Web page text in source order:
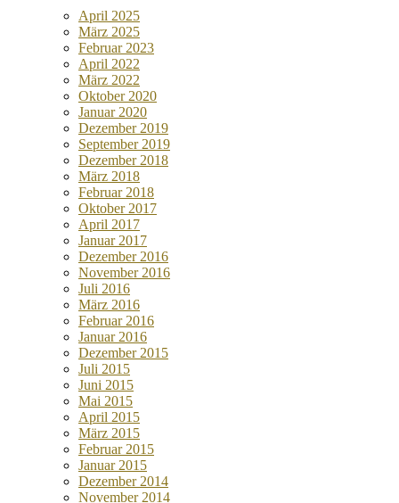
April 2025
März 2025
Februar 2023
April 2022
März 2022
Oktober 2020
Januar 2020
Dezember 2019
September 2019
Dezember 2018
März 2018
Februar 2018
Oktober 2017
April 2017
Januar 2017
Dezember 2016
November 2016
Juli 2016
März 2016
Februar 2016
Januar 2016
Dezember 2015
Juli 2015
Juni 2015
Mai 2015
April 2015
März 2015
Februar 2015
Januar 2015
Dezember 2014
November 2014